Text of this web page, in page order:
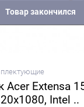
Товар закончился
Acer Extensa
Intel ..